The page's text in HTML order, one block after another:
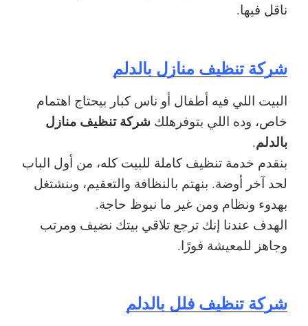
ناقل فيها.
شركة تنظيف منازل بالدلم
البيت اللي فيه أطفال أو ناس كبار بيحتاج اهتمام
خاص، وده اللي بتوفرهلك شركة تنظيف منازل
بالدلم.
بنقدم خدمة تنظيف كاملة للبيت كله، من أول الباب
لحد آخر أوضة. بنهتم بالنظافة والتعقيم، وبنشتغل
بهدوء ونظام ومن غير ما نبوظ حاجة.
الهدف عندنا إنك ترجع تلاقي بيتك نضيف ومرتب
وجاهز للمعيشة فورًا.
شركة تنظيف فلل بالدلم